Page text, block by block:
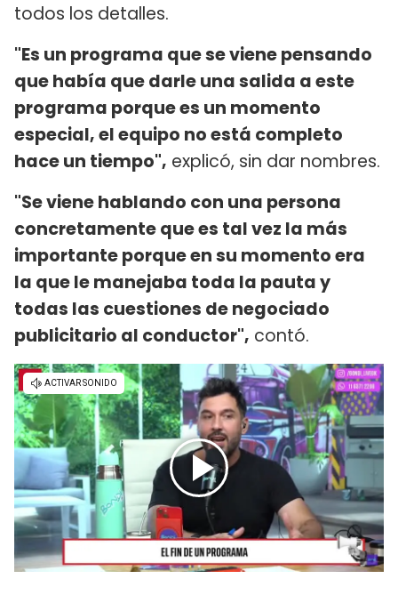
todos los detalles.
"Es un programa que se viene pensando
que había que darle una salida a este
programa porque es un momento
especial, el equipo no está completo
hace un tiempo", explicó, sin dar nombres.
"Se viene hablando con una persona
concretamente que es tal vez la más
importante porque en su momento era
la que le manejaba toda la pauta y
todas las cuestiones de negociado
publicitario al conductor", contó.